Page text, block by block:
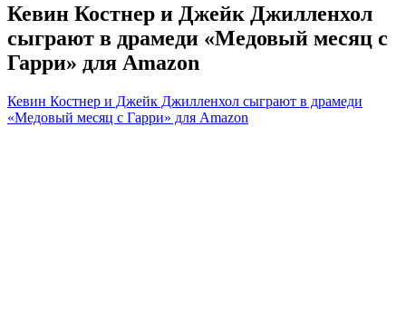
Кевин Костнер и Джейк Джилленхол
сыграют в драмеди «Медовый месяц с
Гарри» для Amazon
Кевин Костнер и Джейк Джилленхол сыграют в драмеди
«Медовый месяц с Гарри» для Amazon